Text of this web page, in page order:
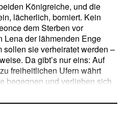
Königreiche, und die
lächerlich, borniert. Kein
dem Sterben vor
Lena der lähmenden Enge
sie verheiratet werden –
Da gibt’s nur eins: Auf
freiheitlichen Ufern währt
begegnen und verlieben sich
in Verkleidung zur
glauben sie fest
eins ausgewischt